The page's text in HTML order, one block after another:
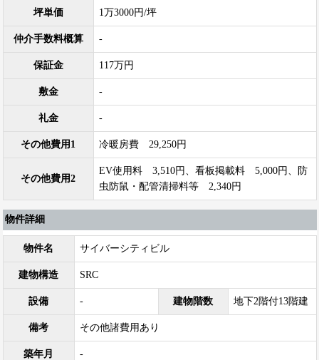
坪単価 1万3000円/坪
仲介手数料概算 -
保証金 117万円
敷金 -
礼金 -
その他費用1 冷暖房費 29,250円
その他費用2
EV使用料 3,510円、看板掲載料 5,000円、防
虫防鼠・配管清掃料等 2,340円
物件詳細
物件名 サイバーシティビル
建物構造 SRC
設備 - 建物階数 地下2階付13階建
備考 その他諸費用あり
築年月 -